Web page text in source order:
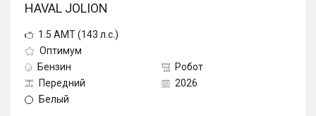
HAVAL JOLION
1.5 AMT (143 л.с.)
Оптимум
Бензин
Робот
Передний
2026
Белый